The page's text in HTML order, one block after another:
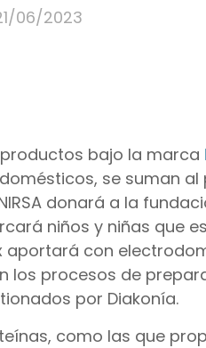
06/2023
bajo la marca
se suman al
donará a la
niños y niñas que
aportará con
los procesos de
por Diakonía.
como las que